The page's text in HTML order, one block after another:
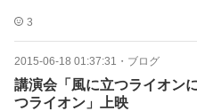
3
2015-06-18 01:37:31 ・ ブログ
講演会「風に立つライオン
つライオン」上映